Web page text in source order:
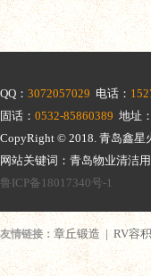
QQ： 3072057029 电话：
固话： 0532-85860389 地址
CopyRight © 2018. 青岛鑫星
网站关键词：青岛物业清洁
鲁ICP备18017340号-1
友情链接：章丘锻造| RV容